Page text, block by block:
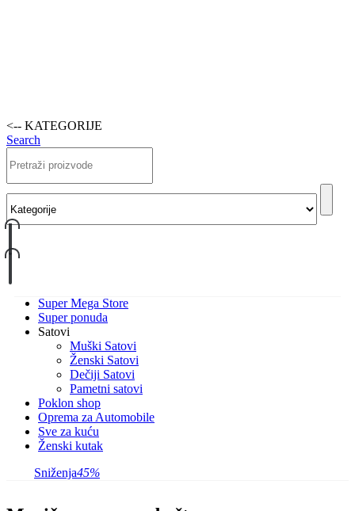
<-- KATEGORIJE
Search
Super Mega Store
Super ponuda
Satovi
Muški Satovi
Ženski Satovi
Dečiji Satovi
Pametni satovi
Poklon shop
Oprema za Automobile
Sve za kuću
Ženski kutak
Sniženja45%